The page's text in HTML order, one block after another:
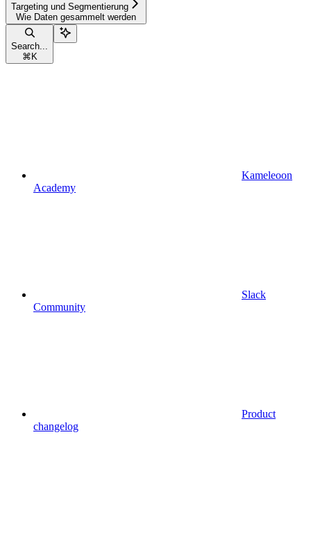
Targeting und Segmentierung
Wie Daten gesammelt werden
Search...
⌘ K
Kameleoon
Academy
Slack
Community
Product
changelog